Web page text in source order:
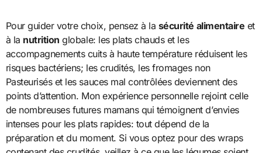
Pour guider votre choix, pensez à la sécurité alimentaire et
à la nutrition globale: les plats chauds et les
accompagnements cuits à haute température réduisent les
risques bactériens; les crudités, les fromages non
Pasteurisés et les sauces mal contrôlées deviennent des
points d’attention. Mon expérience personnelle rejoint celle
de nombreuses futures mamans qui témoignent d’envies
intenses pour les plats rapides: tout dépend de la
préparation et du moment. Si vous optez pour des wraps